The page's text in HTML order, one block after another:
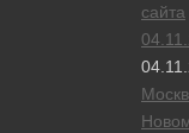
сайта